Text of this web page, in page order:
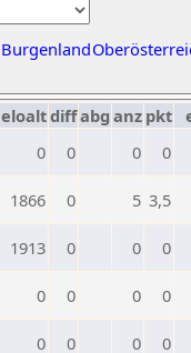
Burgenland
eloaltdiffabg anz pkt
0 0 0 0
1866 0 5 3,5
1913 0 0 0
0 0 0 0
0 0 0 0